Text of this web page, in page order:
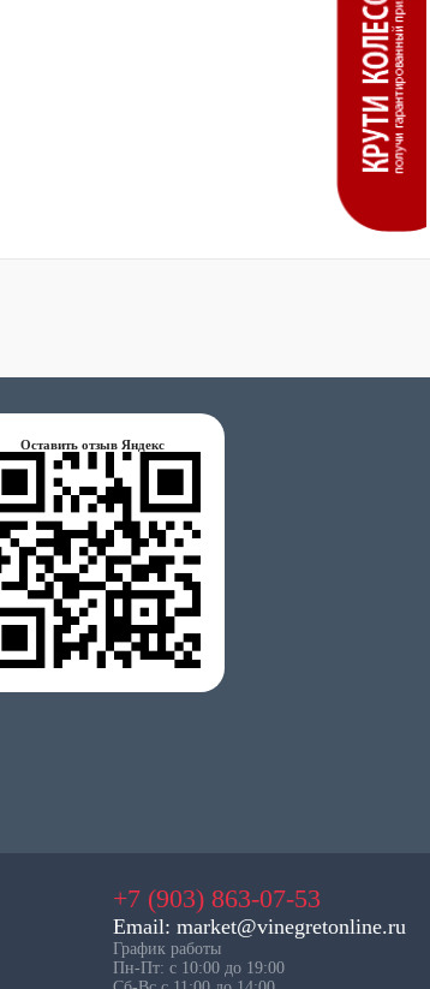
Оставить отзыв Яндекс
+7 (903) 863-07-53
Email: market@vinegretonline.ru
График работы
Пн-Пт: с 10:00 до 19:00